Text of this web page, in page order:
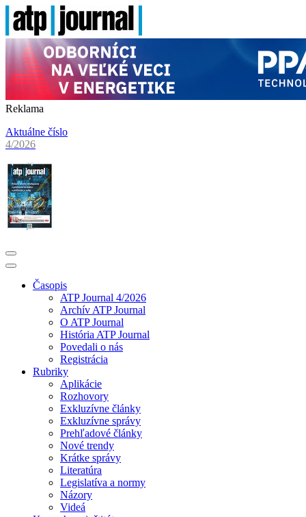
Reklama
Aktuálne číslo
4/2026
Časopis
ATP Journal 4/2026
Archív ATP Journal
O ATP Journal
História ATP Journal
Povedali o nás
Registrácia
Rubriky
Aplikácie
Rozhovory
Exkluzívne články
Exkluzívne správy
Prehľadové články
Nové trendy
Krátke správy
Literatúra
Legislatíva a normy
Názory
Videá